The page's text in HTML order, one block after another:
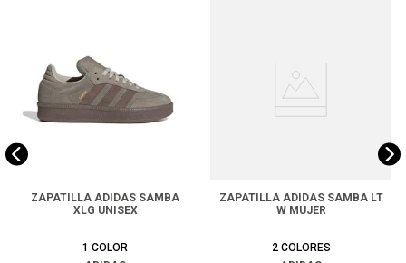
ZAPATILLA ADIDAS SAMBA
XLG UNISEX
1 COLOR
ZAPATILLA ADIDAS SAMBA LT
W MUJER
2 COLORES